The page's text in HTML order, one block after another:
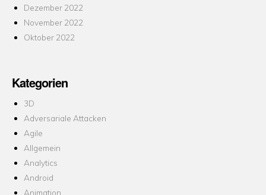
Dezember 2022
November 2022
Oktober 2022
Kategorien
3D
Adversariale Attacken
Agile
Allgemein
Analytics
Android
Animation